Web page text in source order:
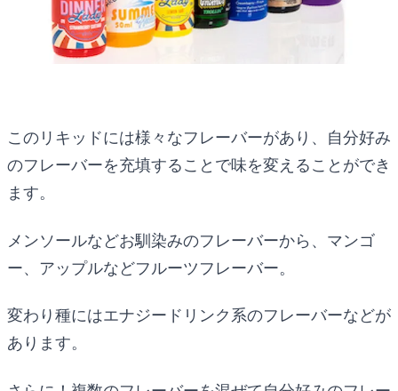
このリキッドには様々なフレーバーがあり、自分好み
のフレーバーを充填することで味を変えることができ
ます。
メンソールなどお馴染みのフレーバーから、マンゴ
ー、アップルなどフルーツフレーバー。
変わり種にはエナジードリンク系のフレーバーなどが
あります。